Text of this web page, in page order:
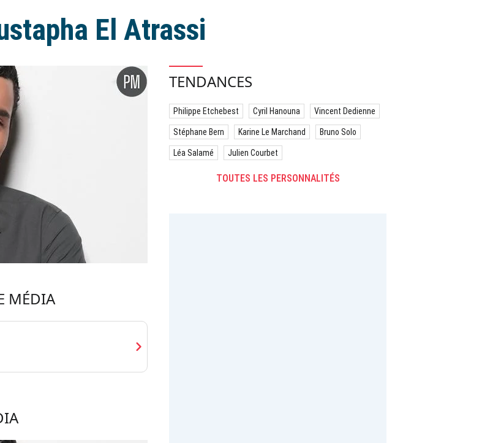
El Atrassi
MÉDIA
chevron_right
TENDANCES
Philippe Etchebest Cyril Hanouna Vincent Dedienne
Stéphane Bern Karine Le Marchand Bruno Solo
Léa Salamé Julien Courbet
TOUTES LES PERSONNALITÉS